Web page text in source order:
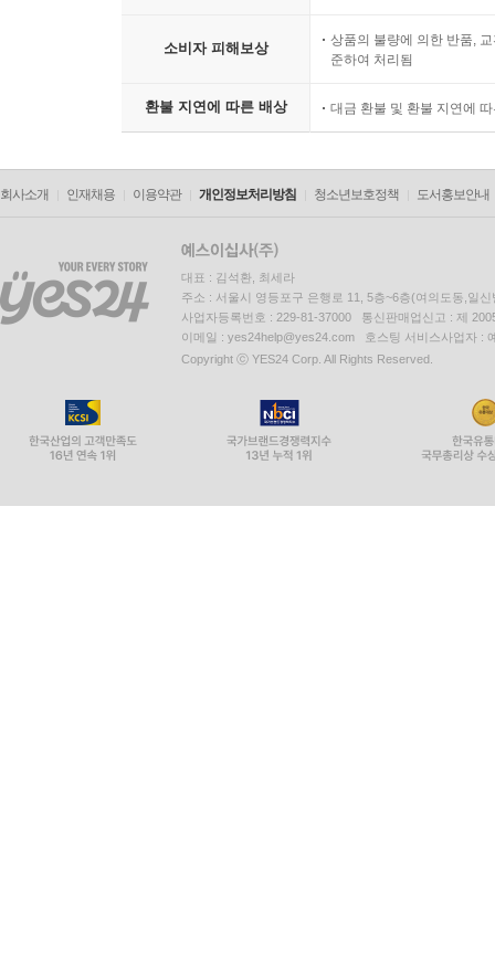
소비자 피해보상
상품의 불량에 의한 반품,
준하여 처리됨
환불 지연에 따른 배상 대금 환불 및 환불 지연에
회사소개 인재채용 이용약관 개인정보처리방침 청소년보호정책 도서홍보안내
대표 : 김석환, 최세라
주소 : 서울시 영등포구 은행로 11, 5층~6층(여의도동,일신
사업자등록번호 : 229-81-37000 통신판매업신고 : 제
이메일 : yes24help@yes24.com 호스팅 서비스사업자 :
Copyright ⓒ YES24 Corp. All Rights Reserved.